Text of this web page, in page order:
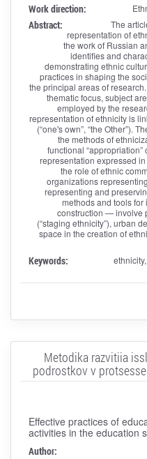
Work direction:
Abstract:
The
representation of
the work of Russian
identifies and
demonstrating ethnic
practices in shaping the
the principal areas of
thematic focus, subject
employed by the
representation of ethnicity is
(“one's own”, “the Other”).
the methods of
functional
representation expressed
the role of ethnic
organizations
representing and
methods and tools
construction — involve
(“staging ethnicity”), urban
space in the creation of
Keywords:
Metodika razvitiia
podrostkov v
Effective practices of
activities in the education
Author: